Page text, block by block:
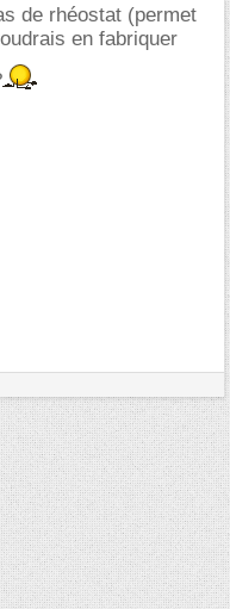
de rhéostat (permet
en fabriquer